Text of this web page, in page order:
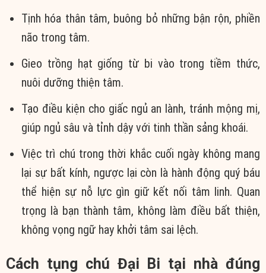
Tịnh hóa thân tâm, buông bỏ những bận rộn, phiền
não trong tâm.
Gieo trồng hạt giống từ bi vào trong tiềm thức,
nuôi dưỡng thiện tâm.
Tạo điều kiện cho giấc ngủ an lành, tránh mộng mị,
giúp ngủ sâu và tỉnh dậy với tinh thần sảng khoái.
Việc trì chú trong thời khắc cuối ngày không mang
lại sự bất kính, ngược lại còn là hành động quý báu
thể hiện sự nỗ lực gìn giữ kết nối tâm linh. Quan
trọng là bạn thành tâm, không làm điều bất thiện,
không vọng ngữ hay khởi tâm sai lệch.
Cách tụng chú Đại Bi tại nhà đúng